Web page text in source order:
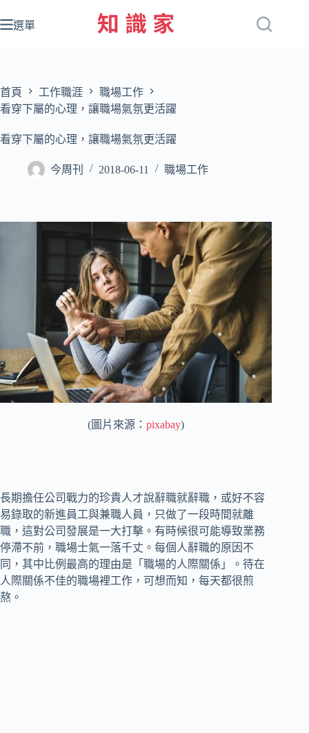
至
容
選單
首頁 工作職涯
職場工作
看穿下屬的心理，讓職場氣氛更活躍
看穿下屬的心理，讓職場氣氛更活躍
今周刊 2018-06-11 職場工作
(圖片來源：pixabay)
長期擔任公司戰力的珍貴人才說辭職就辭職，或好不容
易錄取的新進員工與兼職人員，只做了一段時間就離
職，這對公司發展是一大打擊。有時候很可能導致業務
停滯不前，職場士氣一落千丈。每個人辭職的原因不
同，其中比例最高的理由是「職場的人際關係」。待在
人際關係不佳的職場裡工作，可想而知，每天都很煎
熬。